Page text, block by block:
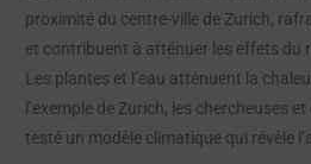
proximité du centre-ville de Zurich,
et contribuent à atténuer les effets du
Les plantes et l’eau atténuent la
l’exemple de Zurich, les chercheuses
testé un modèle climatique qui révèle